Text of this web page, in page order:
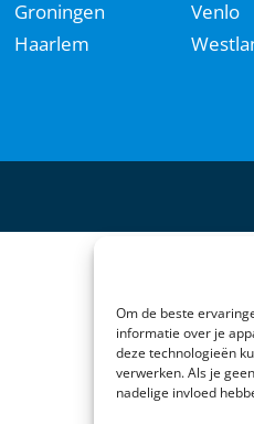
Om de beste
informatie over je
deze technologieën
verwerken. Als je
nadelige invloed
Groningen
Haarlem
Venlo